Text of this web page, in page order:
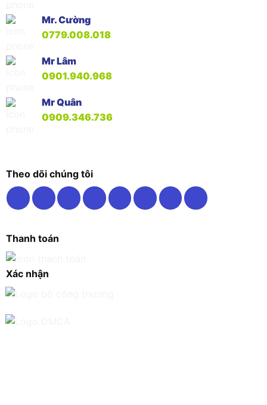
Mr. Cường
0779.008.018
Mr Lâm
0901.940.968
Mr Quân
0909.346.736
Theo dõi chúng tôi
Thanh toán
Xác nhận